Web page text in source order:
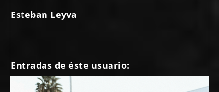
Esteban Leyva
Entradas de éste usuario: